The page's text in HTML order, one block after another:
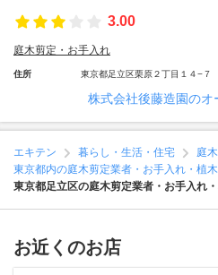
3.00
庭木剪定・お手入れ
住所 東京都足立区栗原２丁目１４−７
株式会社後藤造園のオ
エキテン 暮らし・生活・住宅
庭
東京都内の庭木剪定業者・お手入れ・植
東京都足立区の庭木剪定業者・お手入れ
お近くのお店